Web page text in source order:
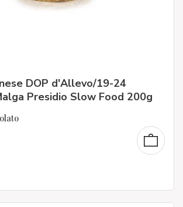
DOP d'Allevo/19-24
Presidio Slow Food 200g